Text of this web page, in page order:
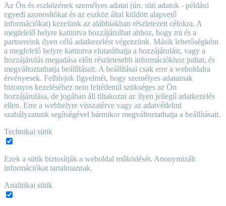
Az Ön és eszközének személyes adatai (ún. süti adatok - például
egyedi azonosítókat és az eszköz által küldött alapvető
információkat) kezelünk az alábbiakban részletezett célokra. A
megfelelő helyre kattintva hozzájárulhat ahhoz, hogy mi és a
partnereink ilyen célú adatkezelést végezzünk. Másik lehetőségként
a megfelelő helyre kattintva elutasíthatja a hozzájárulást, vagy a
hozzájárulás megadása előtt részletesebb információkhoz juthat, és
megváltoztathatja beállításait. A beállításai csak erre a weboldalra
érvényesek. Felhívjuk figyelmét, hogy személyes adatainak
bizonyos kezeléséhez nem feltétlenül szükséges az Ön
hozzájárulása, de jogában áll tiltakozni az ilyen jellegű adatkezelés
ellen. Erre a webhelyre visszatérve vagy az adatvédelmi
szabályzatunk segítségével bármikor megváltoztathatja a beállításait.
Technikai sütik
Ezek a sütik biztosítják a weboldal működését. Anonymizált
információkat tartalmaznak.
Analitikai sütik